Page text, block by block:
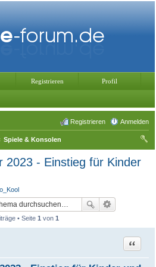
Registrieren Profil
Anmelden
Registrieren
Spiele & Konsolen
2023 - Einstieg für Kinder
• Seite 1 von 1
Zitat